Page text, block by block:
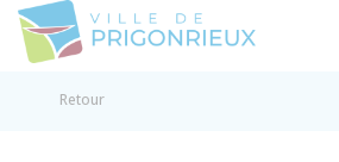
Retour